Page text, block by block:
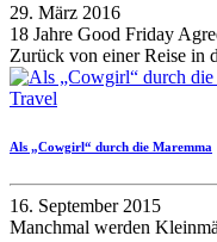
29. März 2016
18 Jahre Good Friday
Zurück von einer Reise in
Travel
Als „Cowgirl“ durch die Maremma
16. September 2015
Manchmal werden